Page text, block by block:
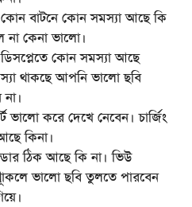
বাটনে কোন সমস্যা আছে কি
না কেনা ভালো।
কোন সমস্যা আছে
থাকছে আপনি ভালো ছবি
ভালো করে দেখে নেবেন। চার্জিং
কিনা।
ঠিক আছে কি না। ভিউ
ভালো ছবি তুলতে পারবেন